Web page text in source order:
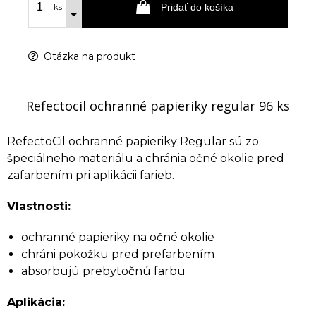
ks Pridať do košíka
Otázka na produkt
Refectocil ochranné papieriky regular 96 ks
RefectoCil ochranné papieriky Regular sú zo
špeciálneho materiálu a chránia očné okolie pred
zafarbením pri aplikácii farieb.
Vlastnosti:
ochranné papieriky na očné okolie
chráni pokožku pred prefarbením
absorbujú prebytočnú farbu
Aplikácia: